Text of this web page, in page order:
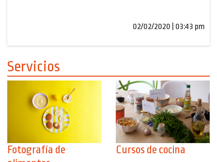
02/02/2020 | 03:43 pm
Servicios
Fotografía de
Cursos de cocina